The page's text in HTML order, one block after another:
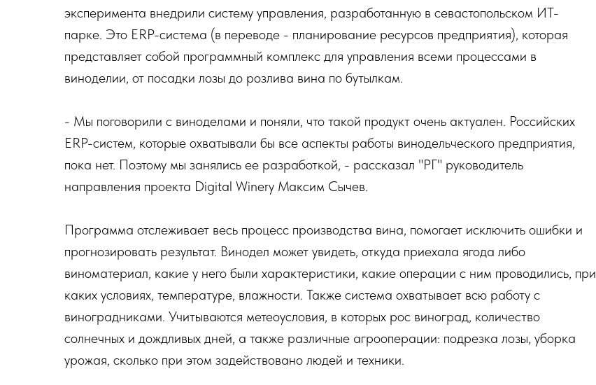
эксперимента внедрили систему управления, разработанную в севастопольском ИТ-
парке. Это ERP-система (в переводе - планирование ресурсов предприятия), которая
представляет собой программный комплекс для управления всеми процессами в
виноделии, от посадки лозы до розлива вина по бутылкам.
- Мы поговорили с виноделами и поняли, что такой продукт очень актуален. Российских
ERP-систем, которые охватывали бы все аспекты работы винодельческого предприятия,
пока нет. Поэтому мы занялись ее разработкой, - рассказал "РГ" руководитель
направления проекта Digital Winery Максим Сычев.
Программа отслеживает весь процесс производства вина, помогает исключить ошибки и
прогнозировать результат. Винодел может увидеть, откуда приехала ягода либо
виноматериал, какие у него были характеристики, какие операции с ним проводились, при
каких условиях, температуре, влажности. Также система охватывает всю работу с
виноградниками. Учитываются метеоусловия, в которых рос виноград, количество
солнечных и дождливых дней, а также различные агрооперации: подрезка лозы, уборка
урожая, сколько при этом задействовано людей и техники.